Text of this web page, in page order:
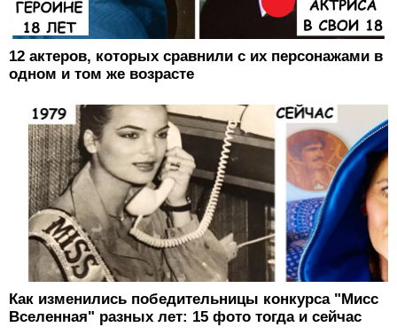
12 актеров, которых сравнили с их персонажами в
одном и том же возрасте
Как изменились победительницы конкурса "Мисс
Вселенная" разных лет: 15 фото тогда и сейчас